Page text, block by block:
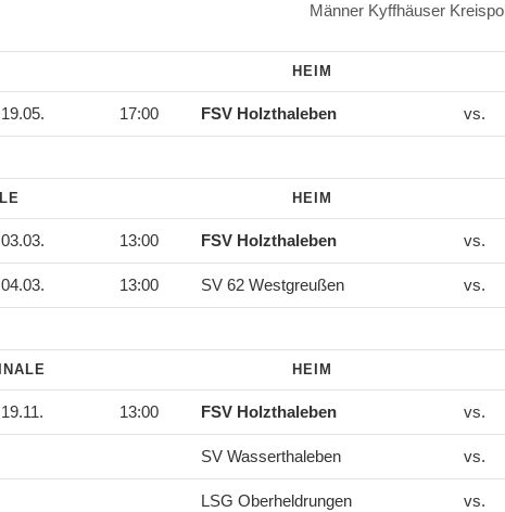
Männer Kyffhäuser
HEIM
19.05. 17:00 FSV Holzthaleben vs.
HEIM
03.03. 13:00 FSV Holzthaleben vs.
04.03. 13:00 SV 62 Westgreußen vs.
HEIM
19.11. 13:00 FSV Holzthaleben vs.
SV Wasserthaleben vs.
LSG Oberheldrungen vs.